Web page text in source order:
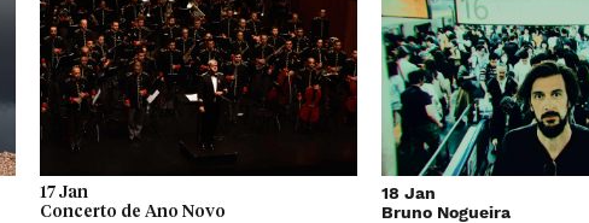
17 Jan
Concerto de Ano Novo
18 Jan
Bruno Nogueira